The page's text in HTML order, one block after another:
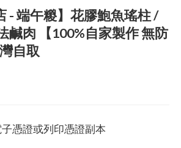
- 端午糉】花膠鮑魚瑤柱 /
鹹肉 【100%自家製作 無防
自取
憑證或列印憑證副本